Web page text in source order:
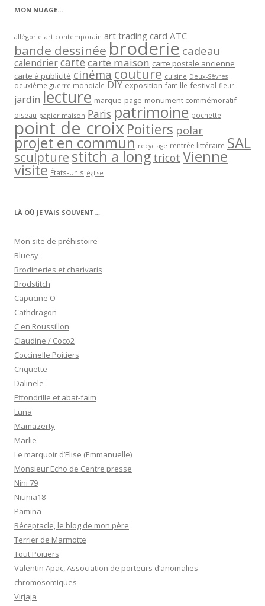
MON NUAGE…
allégorie art contemporain art trading card ATC
bande dessinée broderie cadeau
calendriercartecarte maison carte postale ancienne
carte à publicité cinéma couture cuisine Deux-Sèvres
deuxième guerre mondiale DIY exposition famille festival fleur
jardin lecture marque-page monument commémoratif
oiseau papier maison Paris patrimoine pochette
point de croixPoitiers polar
projet en commun recyclage rentrée littéraire SAL
sculpturestitch a long tricot Vienne
visite États-Unis église
LÀ OÙ JE VAIS SOUVENT…
Mon site de préhistoire
Bluesy
Brodineries et charivaris
Brodstitch
Capucine O
Cathdragon
C en Roussillon
Claudine / Coco2
Coccinelle Poitiers
Criquette
Dalinele
Effondrille et abat-faim
Luna
Mamazerty
Marlie
Le marquoir d’Elise (Emmanuelle)
Monsieur Echo de Centre presse
Nini 79
Niunia18
Pamina
Réceptacle, le blog de mon père
Terrier de Marmotte
Tout Poitiers
Valentin Apac, Association de porteurs d’anomalies
chromosomiques
Virjaja